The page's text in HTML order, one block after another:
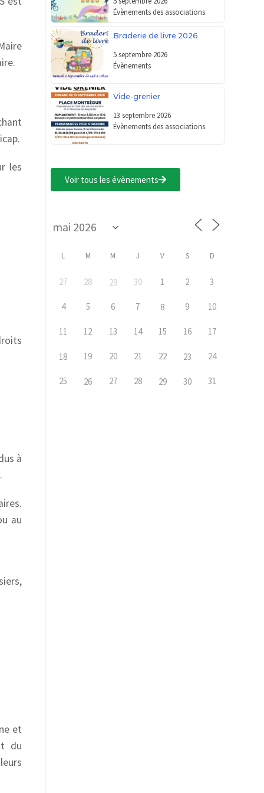
les
à
au
et
du
Évènements des associations
Braderie de livre 2026
5 septembre 2026
Évènements
Vide-grenier
13 septembre 2026
Évènements des associations
Voir tous les évènements
L M M J V S D
27 28 29 30 1 2 3
4 5 6 7 8 9 10
11 12 13 14 15 16 17
18 19 20 21 22 23 24
25 26 27 28 29 30 31